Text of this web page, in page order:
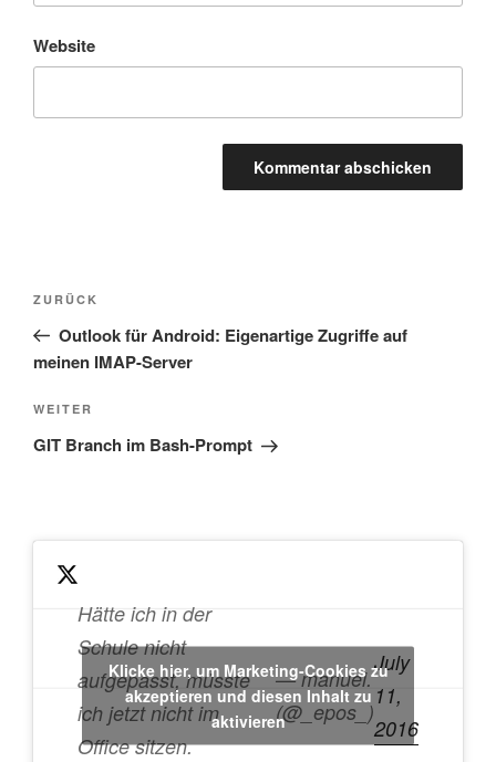
Website
Beitragsnavigation
Vorheriger
Beitrag
ZURÜCK
Outlook für Android: Eigenartige Zugriffe auf
meinen IMAP-Server
Nächster
Beitrag
WEITER
GIT Branch im Bash-Prompt
Hätte ich in der
Schule nicht
aufgepasst, müsste
ich jetzt nicht im
Office sitzen.
— manuel.
(@_epos_)
July
11,
2016
Klicke hier, um Marketing-Cookies zu
akzeptieren und diesen Inhalt zu
aktivieren